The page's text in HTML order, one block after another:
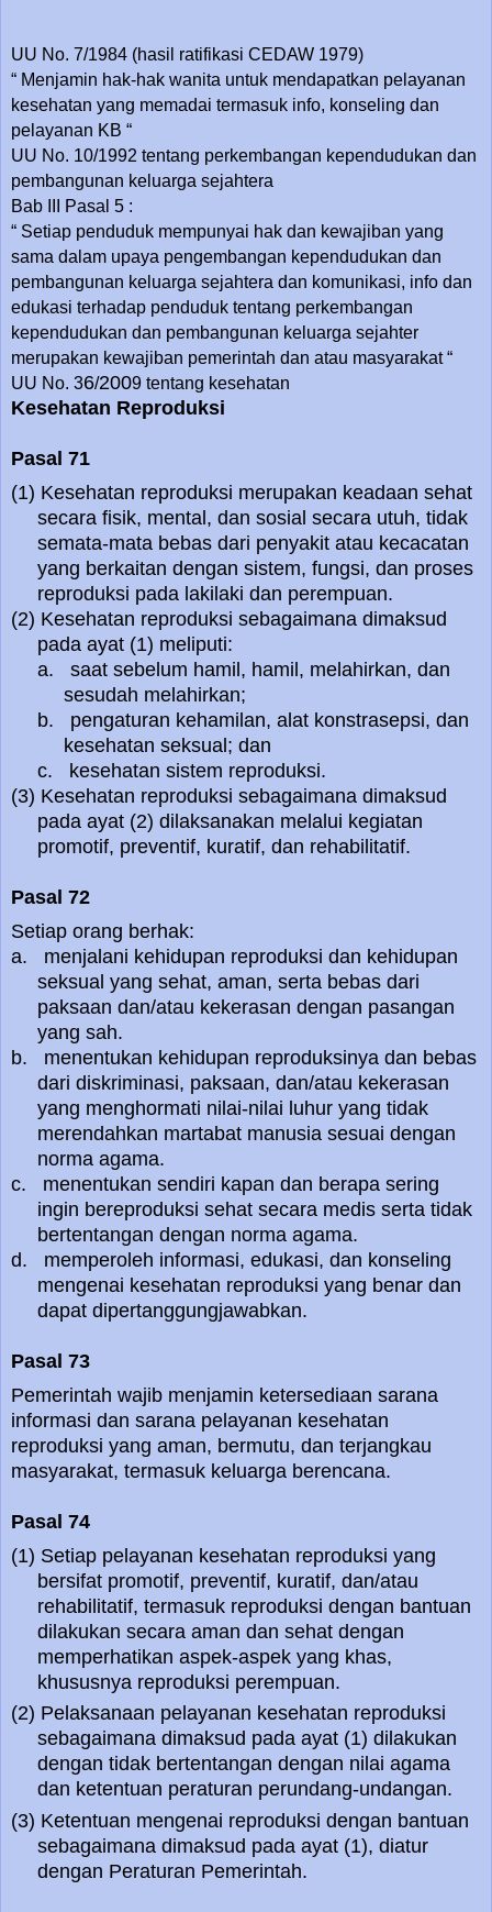
UU No. 7/1984 (hasil ratifikasi CEDAW 1979)
“ Menjamin hak-hak wanita untuk mendapatkan pelayanan
kesehatan yang memadai termasuk info, konseling dan
pelayanan KB “
UU No. 10/1992 tentang perkembangan kependudukan dan
pembangunan keluarga sejahtera
Bab III Pasal 5 :
“ Setiap penduduk mempunyai hak dan kewajiban yang
sama dalam upaya pengembangan kependudukan dan
pembangunan keluarga sejahtera dan komunikasi, info dan
edukasi terhadap penduduk tentang perkembangan
kependudukan dan pembangunan keluarga sejahter
merupakan kewajiban pemerintah dan atau masyarakat “
UU No. 36/2009 tentang kesehatan
Kesehatan Reproduksi
Pasal 71
(1) Kesehatan reproduksi merupakan keadaan sehat
secara fisik, mental, dan sosial secara utuh, tidak
semata-mata bebas dari penyakit atau kecacatan
yang berkaitan dengan sistem, fungsi, dan proses
reproduksi pada lakilaki dan perempuan.
(2) Kesehatan reproduksi sebagaimana dimaksud
pada ayat (1) meliputi:
a. saat sebelum hamil, hamil, melahirkan, dan
sesudah melahirkan;
b. pengaturan kehamilan, alat konstrasepsi, dan
kesehatan seksual; dan
c. kesehatan sistem reproduksi.
(3) Kesehatan reproduksi sebagaimana dimaksud
pada ayat (2) dilaksanakan melalui kegiatan
promotif, preventif, kuratif, dan rehabilitatif.
Pasal 72
Setiap orang berhak:
a. menjalani kehidupan reproduksi dan kehidupan
seksual yang sehat, aman, serta bebas dari
paksaan dan/atau kekerasan dengan pasangan
yang sah.
b. menentukan kehidupan reproduksinya dan bebas
dari diskriminasi, paksaan, dan/atau kekerasan
yang menghormati nilai-nilai luhur yang tidak
merendahkan martabat manusia sesuai dengan
norma agama.
c. menentukan sendiri kapan dan berapa sering
ingin bereproduksi sehat secara medis serta tidak
bertentangan dengan norma agama.
d. memperoleh informasi, edukasi, dan konseling
mengenai kesehatan reproduksi yang benar dan
dapat dipertanggungjawabkan.
Pasal 73
Pemerintah wajib menjamin ketersediaan sarana
informasi dan sarana pelayanan kesehatan
reproduksi yang aman, bermutu, dan terjangkau
masyarakat, termasuk keluarga berencana.
Pasal 74
(1) Setiap pelayanan kesehatan reproduksi yang
bersifat promotif, preventif, kuratif, dan/atau
rehabilitatif, termasuk reproduksi dengan bantuan
dilakukan secara aman dan sehat dengan
memperhatikan aspek-aspek yang khas,
khususnya reproduksi perempuan.
(2) Pelaksanaan pelayanan kesehatan reproduksi
sebagaimana dimaksud pada ayat (1) dilakukan
dengan tidak bertentangan dengan nilai agama
dan ketentuan peraturan perundang-undangan.
(3) Ketentuan mengenai reproduksi dengan bantuan
sebagaimana dimaksud pada ayat (1), diatur
dengan Peraturan Pemerintah.